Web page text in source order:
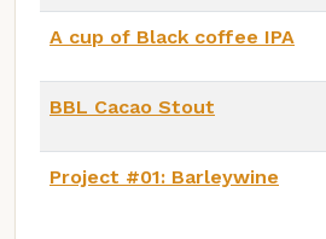
A cup of Black coffee IPA
BBL Cacao Stout
Project #01: Barleywine